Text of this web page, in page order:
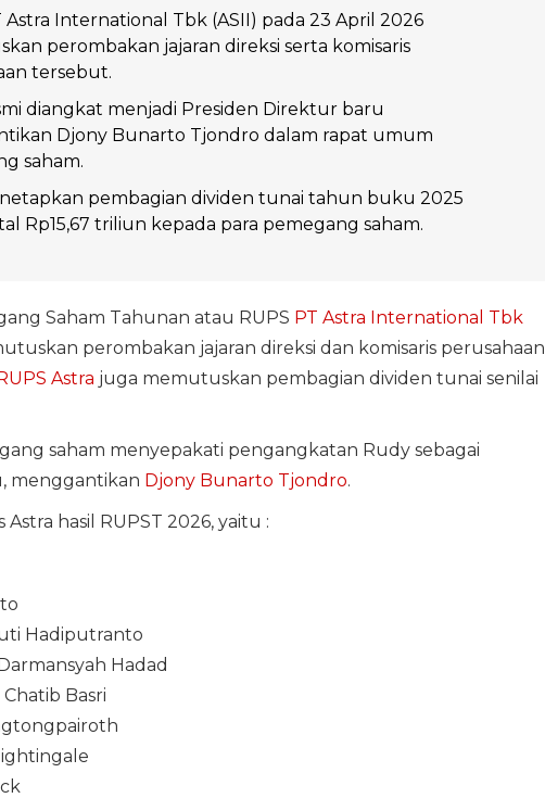
Astra International Tbk (ASII) pada 23 April 2026
perombakan jajaran direksi serta komisaris
tersebut.
diangkat menjadi Presiden Direktur baru
Djony Bunarto Tjondro dalam rapat umum
saham.
pembagian dividen tunai tahun buku 2025
Rp15,67 triliun kepada para pemegang saham.
Saham Tahunan atau RUPS PT Astra International Tbk
perombakan jajaran direksi dan komisaris perusahaan
Astra juga memutuskan pembagian dividen tunai senilai
saham menyepakati pengangkatan Rudy sebagai
menggantikan Djony Bunarto Tjondro.
hasil RUPST 2026, yaitu :
Hadiputranto
Hadad
Basri